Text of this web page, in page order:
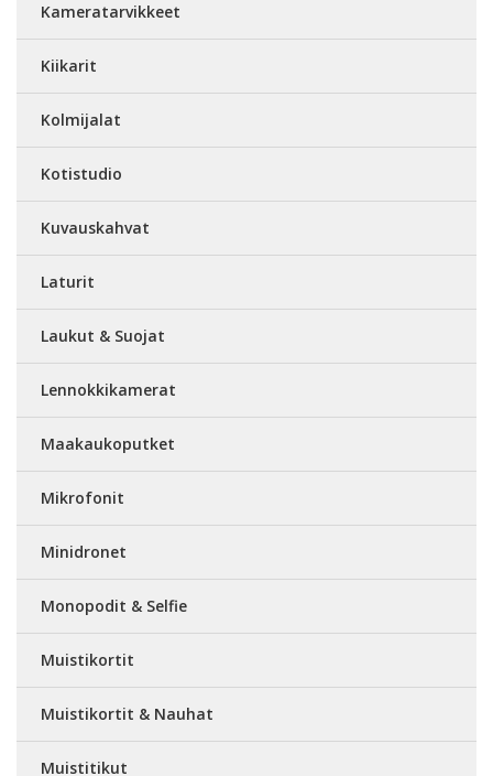
Kameratarvikkeet
Kiikarit
Kolmijalat
Kotistudio
Kuvauskahvat
Laturit
Laukut & Suojat
Lennokkikamerat
Maakaukoputket
Mikrofonit
Minidronet
Monopodit & Selfie
Muistikortit
Muistikortit & Nauhat
Muistitikut